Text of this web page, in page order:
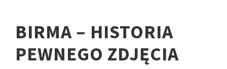
BIRMA – HISTORIA
PEWNEGO ZDJĘCIA